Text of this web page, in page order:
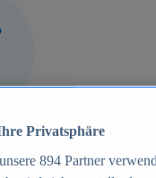
Privatsphäre
894 Partner